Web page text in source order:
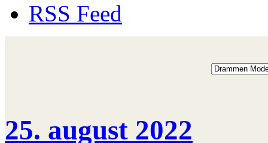
RSS Feed
25. august 2022